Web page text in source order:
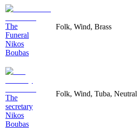
The
Funeral
Nikos
Boubas
Folk, Wind, Brass
The
secretary
Nikos
Boubas
Folk, Wind, Tuba, Neutral